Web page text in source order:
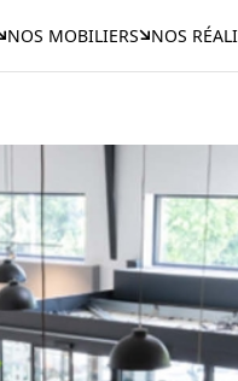
NOS MOBILIERS NOS